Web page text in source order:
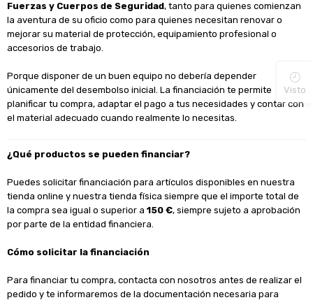
Fuerzas y Cuerpos de Seguridad, tanto para quienes comienzan
la aventura de su oficio como para quienes necesitan renovar o
mejorar su material de protección, equipamiento profesional o
accesorios de trabajo.
Porque disponer de un buen equipo no debería depender
únicamente del desembolso inicial. La financiación te permite
planificar tu compra, adaptar el pago a tus necesidades y contar con
el material adecuado cuando realmente lo necesitas.
¿Qué productos se pueden financiar?
Puedes solicitar financiación para artículos disponibles en nuestra
tienda online y nuestra tienda física siempre que el importe total de
la compra sea igual o superior a 150 €, siempre sujeto a aprobación
por parte de la entidad financiera.
Cómo solicitar la financiación
Para financiar tu compra, contacta con nosotros antes de realizar el
pedido y te informaremos de la documentación necesaria para
Visto